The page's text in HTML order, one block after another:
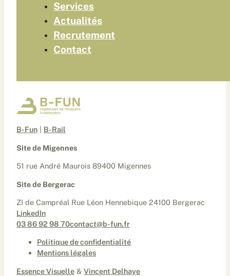
Services
Actualités
Recrutement
Contact
B-Fun B-Rail
Site de Migennes
51 rue André Maurois 89400 Migennes
Site de Bergerac
ZI de Campréal Rue Léon Hennebique 24100 Bergerac
LinkedIn
03 86 92 98 70contact@b-fun.fr
Politique de confidentialité
Mentions légales
Essence Visuelle & Vincent Delhaye